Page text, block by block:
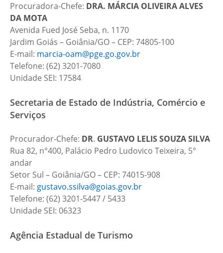
Procuradora-Chefe: DRA. MÁRCIA OLIVEIRA ALVES
DA MOTA
Avenida Fued José Seba, n. 1170
Jardim Goiás – Goiânia/GO – CEP: 74805-100
E-mail: marcia-oam@pge.go.gov.br
Telefone: (62) 3201-7080
Unidade SEI: 17584
Secretaria de Estado de Indústria, Comércio e
Serviços
Procurador-Chefe: DR. GUSTAVO LELIS SOUZA SILVA
Rua 82, n°400, Palácio Pedro Ludovico Teixeira, 5°
andar
Setor Sul – Goiânia/GO – CEP: 74015-908
E-mail: gustavo.ssilva@goias.gov.br
Telefone: (62) 3201-5447 / 5433
Unidade SEI: 06323
Agência Estadual de Turismo